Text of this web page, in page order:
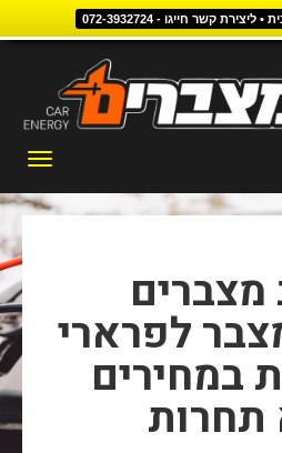
קשר חייגו - 072-3932724
מצברים
לפרארי
במחירים
תחרות